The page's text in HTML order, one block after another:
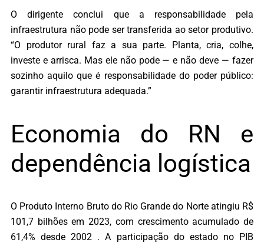
O dirigente conclui que a responsabilidade pela
infraestrutura não pode ser transferida ao setor produtivo.
“O produtor rural faz a sua parte. Planta, cria, colhe,
investe e arrisca. Mas ele não pode — e não deve — fazer
sozinho aquilo que é responsabilidade do poder público:
garantir infraestrutura adequada.”
Economia do RN e
dependência logística
O Produto Interno Bruto do Rio Grande do Norte atingiu R$
101,7 bilhões em 2023, com crescimento acumulado de
61,4% desde 2002 . A participação do estado no PIB